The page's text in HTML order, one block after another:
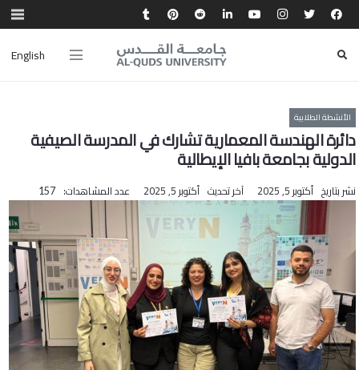
English
الأنشطة الطلابية
دائرة الهندسة المعمارية تشارك في المدرسة الصيفية
الدولية بجامعة بافيا الإيطالية
نشر بتاريخ أكتوبر 5, 2025 آخر تحديث أكتوبر 5, 2025 عدد المشاهدات: 157